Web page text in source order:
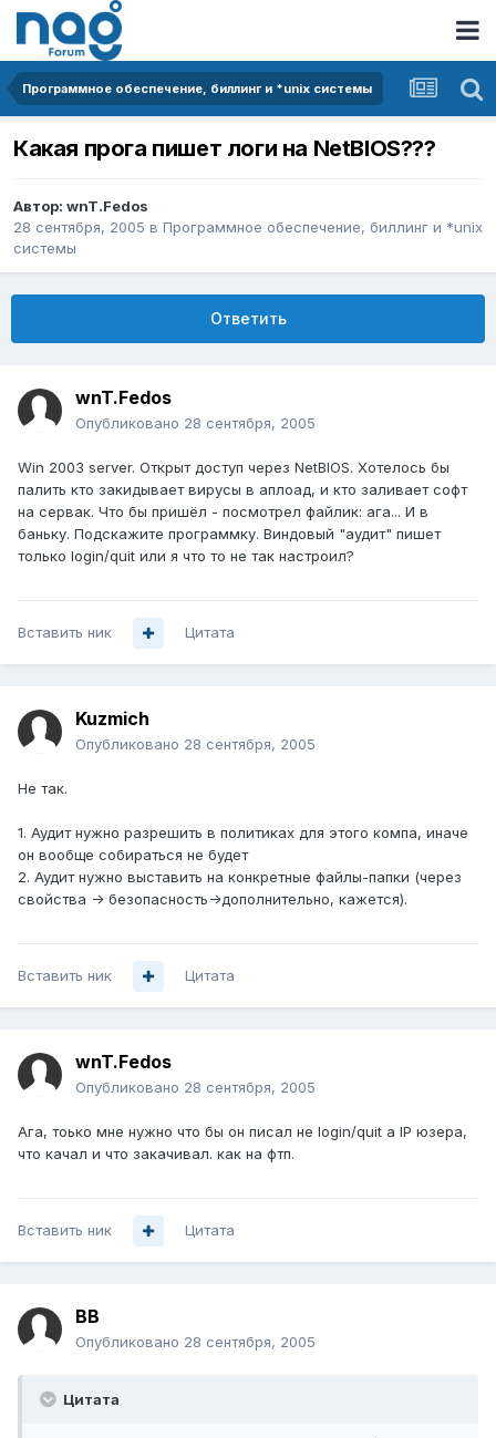
Программное обеспечение, биллинг и *unix системы
Какая прога пишет логи на NetBIOS???
Автор: wnT.Fedos
28 сентября, 2005 в Программное обеспечение, биллинг и *unix
системы
Ответить
wnT.Fedos
Опубликовано 28 сентября, 2005
Win 2003 server. Открыт доступ через NetBIOS. Хотелось бы
палить кто закидывает вирусы в аплоад, и кто заливает софт
на сервак. Что бы пришёл - посмотрел файлик: ага... И в
баньку. Подскажите программку. Виндовый "аудит" пишет
только login/quit или я что то не так настроил?
Вставить ник Цитата
Kuzmich
Опубликовано 28 сентября, 2005
Не так.
1. Аудит нужно разрешить в политиках для этого компа, иначе
он вообще собираться не будет
2. Аудит нужно выставить на конкретные файлы-папки (через
свойства -> безопасность->дополнительно, кажется).
Вставить ник Цитата
wnT.Fedos
Опубликовано 28 сентября, 2005
Ага, тоько мне нужно что бы он писал не login/quit а IP юзера,
что качал и что закачивал. как на фтп.
Вставить ник Цитата
BB
Опубликовано 28 сентября, 2005
Цитата